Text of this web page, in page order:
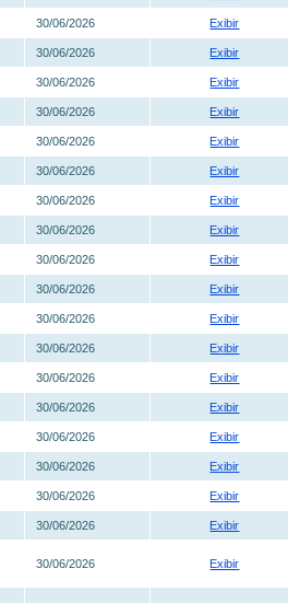
30/06/2026 Exibir
30/06/2026 Exibir
30/06/2026 Exibir
30/06/2026 Exibir
30/06/2026 Exibir
30/06/2026 Exibir
30/06/2026 Exibir
30/06/2026 Exibir
30/06/2026 Exibir
30/06/2026 Exibir
30/06/2026 Exibir
30/06/2026 Exibir
30/06/2026 Exibir
30/06/2026 Exibir
30/06/2026 Exibir
30/06/2026 Exibir
30/06/2026 Exibir
30/06/2026 Exibir
30/06/2026 Exibir